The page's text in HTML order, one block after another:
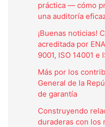
práctica — cómo
una auditoría
¡Buenas noticias!
acreditada por
9001, ISO 14001 e
Más por los
General de la
de garantía
Construyendo
duraderas con los